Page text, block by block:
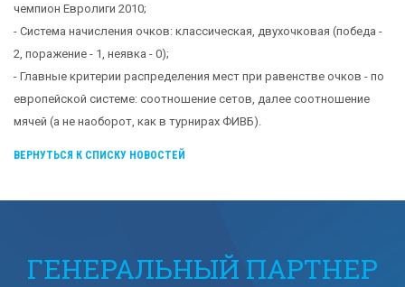
чемпион Евролиги 2010;
- Система начисления очков: классическая, двухочковая (победа -
2, поражение - 1, неявка - 0);
- Главные критерии распределения мест при равенстве очков - по
европейской системе: соотношение сетов, далее соотношение
мячей (а не наоборот, как в турнирах ФИВБ).
ВЕРНУТЬСЯ К СПИСКУ НОВОСТЕЙ
ГЕНЕРАЛЬНЫЙ ПАРТНЕР